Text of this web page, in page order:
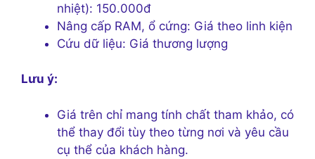
nhiệt): 150.000đ
Nâng cấp RAM, ổ cứng: Giá theo linh kiện
Cứu dữ liệu: Giá thương lượng
Lưu ý:
Giá trên chỉ mang tính chất tham khảo, có
thể thay đổi tùy theo từng nơi và yêu cầu
cụ thể của khách hàng.